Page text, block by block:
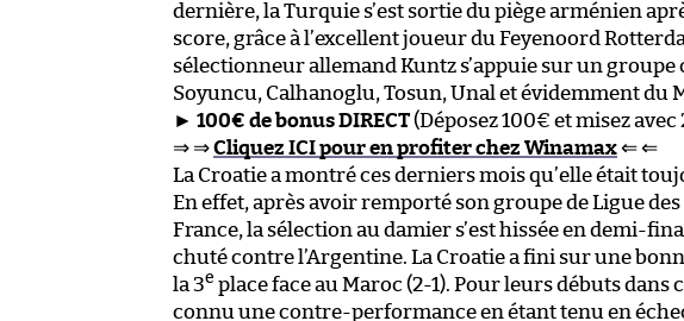
dernière, la Turquie s’est sortie du piège arménien
score, grâce à l’excellent joueur du Feyenoord
sélectionneur allemand Kuntz s’appuie sur un groupe
Soyuncu, Calhanoglu, Tosun, Unal et évidemment du
► 100€ de bonus DIRECT(Déposez 100€ et misez
⇒ ⇒Cliquez ICI pour en profiter chez Winamax⇐ ⇐
La Croatie a montré ces derniers mois qu’elle était
En effet, après avoir remporté son groupe de Ligue
France, la sélection au damier s’est hissée en demi-
chuté contre l’Argentine. La Croatie a fini sur une
la 3e place face au Maroc (2-1). Pour leurs débuts dans
connu une contre-performance en étant tenu en échec